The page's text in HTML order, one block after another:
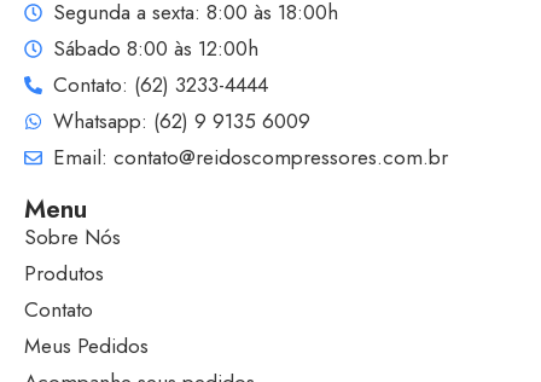
Segunda a sexta: 8:00 às 18:00h
Sábado 8:00 às 12:00h
Contato: (62) 3233-4444
Whatsapp: (62) 9 9135 6009
Email: contato@reidoscompressores.com.br
Menu
Sobre Nós
Produtos
Contato
Meus Pedidos